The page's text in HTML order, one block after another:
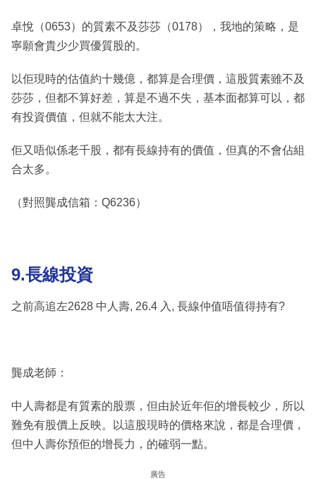
卓悅（0653）的質素不及莎莎（0178），我地的策略，是
寧願會貴少少買優質股的。
以佢現時的估值約十幾億，都算是合理價，這股質素雖不及
莎莎，但都不算好差，算是不過不失，基本面都算可以，都
有投資價值，但就不能太大注。
佢又唔似係老千股，都有長線持有的價值，但真的不會佔組
合太多。
（對照龔成信箱：Q6236）
9.長線投資
之前高追左2628 中人壽, 26.4 入, 長線仲值唔值得持有?
龔成老師：
中人壽都是有質素的股票，但由於近年佢的增長較少，所以
難免有股價上反映。以這股現時的價格來說，都是合理價，
但中人壽你預佢的增長力，的確弱一點。
廣告